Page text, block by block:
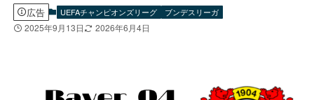
広告 UEFAチャンピオンズリーグ ブンデスリーガ
2025年9月13日 2026年6月4日